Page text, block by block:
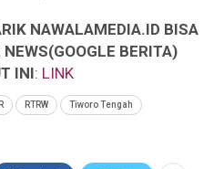
NAWALAMEDIA.ID BISA
BERITA)
INI: LINK
RTRW Tiworo Tengah